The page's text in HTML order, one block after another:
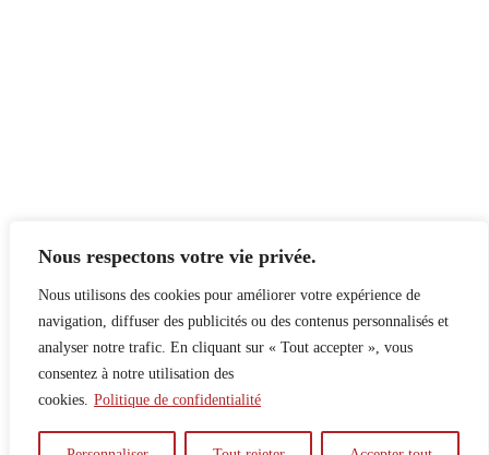
Nous respectons votre vie privée.
Nous utilisons des cookies pour améliorer votre expérience de
navigation, diffuser des publicités ou des contenus personnalisés et
analyser notre trafic. En cliquant sur « Tout accepter », vous
consentez à notre utilisation des
cookies. Politique de confidentialité